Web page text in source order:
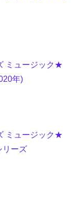
ミュージック★
年)
ミュージック★
リーズ